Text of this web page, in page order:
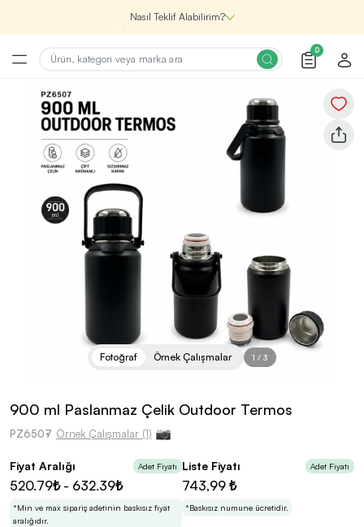
Nasıl Teklif Alabilirim?
Şirketin için İhtiyacın Olan
Promosyon Ürünlerini Bul!
Şirketin için ihtiyacın olan farklı kategorilerde
binlerce kaliteli ve yenilikçi ürünü, seçkin marka ve
üretici firma garantisi ile Promozone’da
keşfedebilirsin.
Renk, Baskı ve Adet
2
Promosyon ürününü özelleştirmek için renk, baskı
yönü ve adet gibi detayları seçerek, teklif adımına
geçmeden önce tüm tercihlerine uygun seçenekleri
En Uygun Fiyatlarla
Teklif Al!
3 Promozone’da bulduktan sonra, uzman ekibimiz
sadece sitemiz üzerinden teklif almanı bekliyor.
0
900 ml Paslanmaz Çelik Outdoor Termos
PZ6507 Örnek Çalışmalar (1)
Fotoğraf Örnek Çalışmalar 1 / 3
Fiyat Aralığı Adet Fiyatı
520.79₺ - 632.39₺
*Min ve max sipariş adetinin baskısız fiyat
aralığıdır.
Liste Fiyatı Adet Fiyatı
743,99 ₺
*Baskısız numune ücretidir.